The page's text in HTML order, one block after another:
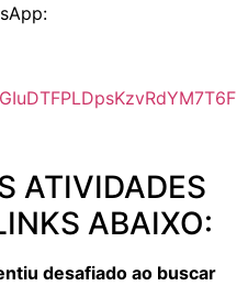
ATIVIDADES
ABAIXO:
desafiado ao buscar